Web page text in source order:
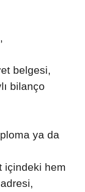
belgesi,
bilanço
ya da
içindeki hem